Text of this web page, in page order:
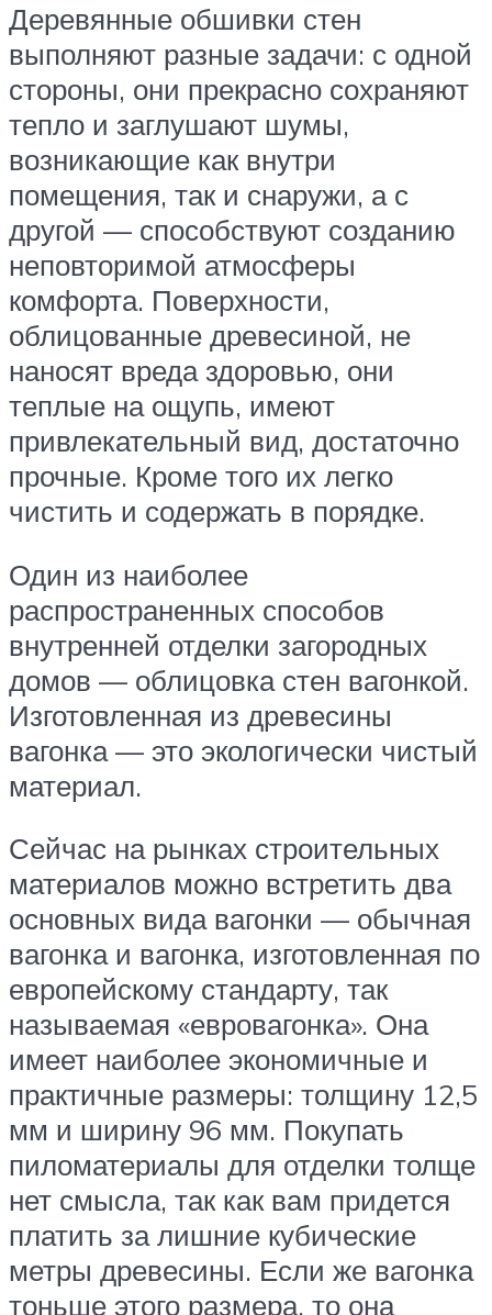
Деревянные обшивки стен
выполняют разные задачи: с одной
стороны, они прекрасно сохраняют
тепло и заглушают шумы,
возникающие как внутри
помещения, так и снаружи, а с
другой — способствуют созданию
неповторимой атмосферы
комфорта. Поверхности,
облицованные древесиной, не
наносят вреда здоровью, они
теплые на ощупь, имеют
привлекательный вид, достаточно
прочные. Кроме того их легко
чистить и содержать в порядке.
Один из наиболее
распространенных способов
внутренней отделки загородных
домов — облицовка стен вагонкой.
Изготовленная из древесины
вагонка — это экологически чистый
материал.
Сейчас на рынках строительных
материалов можно встретить два
основных вида вагонки — обычная
вагонка и вагонка, изготовленная по
европейскому стандарту, так
называемая «евровагонка». Она
имеет наиболее экономичные и
практичные размеры: толщину 12,5
мм и ширину 96 мм. Покупать
пиломатериалы для отделки толще
нет смысла, так как вам придется
платить за лишние кубические
метры древесины. Если же вагонка
тоньше этого размера, то она